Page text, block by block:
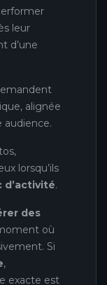
leur
d’une
alignée
audience.
lorsqu’ils
d’activité.
des
où
Si
,
exacte est